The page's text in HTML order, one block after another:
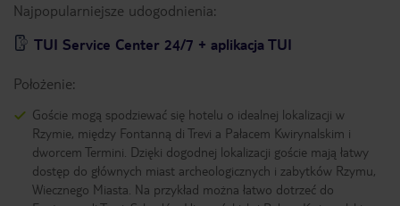
Najpopularniejsze udogodnienia:
TUI Service Center 24/7 + aplikacja TUI
Położenie:
Goście mogą spodziewać się hotelu o idealnej lokalizacji w
Rzymie, między Fontanną di Trevi a Pałacem Kwirynalskim i
dworcem Termini. Dzięki dogodnej lokalizacji goście mają łatwy
dostęp do głównych miast archeologicznych i zabytków Rzymu,
Wiecznego Miasta. Na przykład można łatwo dotrzeć do